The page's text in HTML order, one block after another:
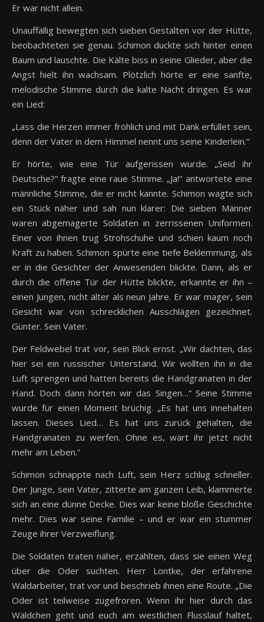
Er war nicht allein.
Unauffällig bewegten sich sieben Gestalten vor der Hütte,
beobachteten sie genau. Schimon duckte sich hinter einen
Baum und lauschte. Die Kälte biss in seine Glieder, aber die
Angst hielt ihn wachsam. Plötzlich hörte er eine sanfte,
melodische Stimme durch die kalte Nacht dringen. Es war
ein Lied:
„Lass die Herzen immer fröhlich und mit Dank erfüllet sein,
denn der Vater in dem Himmel nennt uns seine Kinderlein.“
Er hörte, wie eine Tür aufgerissen wurde. „Seid ihr
Deutsche?“ fragte eine raue Stimme. „Ja!“ antwortete eine
männliche Stimme, die er nicht kannte. Schimon wagte sich
ein Stück näher und sah nun klarer: Die sieben Männer
waren abgemagerte Soldaten in zerrissenen Uniformen.
Einer von ihnen trug Strohschuhe und schien kaum noch
Kraft zu haben. Schimon spürte eine tiefe Beklemmung, als
er in die Gesichter der Anwesenden blickte. Dann, als er
durch die offene Tür der Hütte blickte, erkannte er ihn –
einen Jungen, nicht älter als neun Jahre. Er war mager, sein
Gesicht war von schrecklichen Ausschlägen gezeichnet.
Günter. Sein Vater.
Der Feldwebel trat vor, sein Blick ernst. „Wir dachten, das
hier sei ein russischer Unterstand. Wir wollten ihn in die
Luft sprengen und hatten bereits die Handgranaten in der
Hand. Doch dann hörten wir das Singen…“ Seine Stimme
wurde für einen Moment brüchig. „Es hat uns innehalten
lassen. Dieses Lied… Es hat uns zurück gehalten, die
Handgranaten zu werfen. Ohne es, wärt ihr jetzt nicht
mehr am Leben.“
Schimon schnappte nach Luft, sein Herz schlug schneller.
Der Junge, sein Vater, zitterte am ganzen Leib, klammerte
sich an eine dünne Decke. Dies war keine bloße Geschichte
mehr. Dies war seine Familie – und er war ein stummer
Zeuge ihrer Verzweiflung.
Die Soldaten traten näher, erzählten, dass sie einen Weg
über die Oder suchten. Herr Lontke, der erfahrene
Waldarbeiter, trat vor und beschrieb ihnen eine Route. „Die
Oder ist teilweise zugefroren. Wenn ihr hier durch das
Wäldchen geht und euch am westlichen Flusslauf haltet,